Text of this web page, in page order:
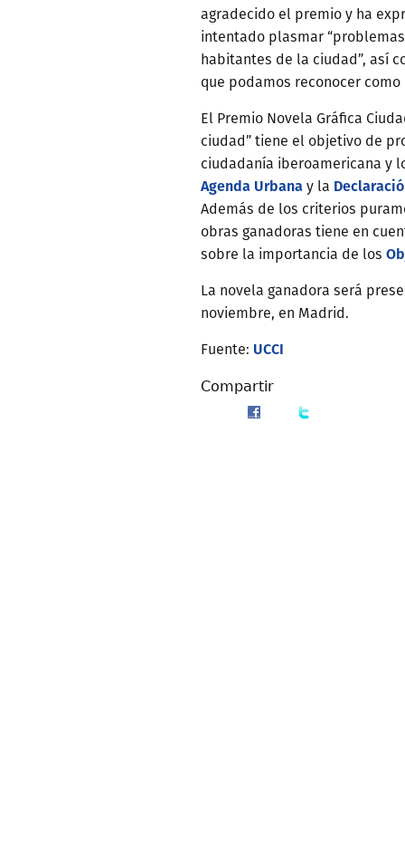
agradecido el premio y ha
intentado plasmar
habitantes de la ciudad”, así
que podamos reconocer como
El Premio Novela Gráfica
ciudad” tiene el objetivo de
ciudadanía iberoamericana y
Agenda Urbana y la
Además de los criterios
obras ganadoras tiene en
sobre la importancia de los
La novela ganadora será
noviembre, en Madrid.
Fuente: UCCI
Compartir